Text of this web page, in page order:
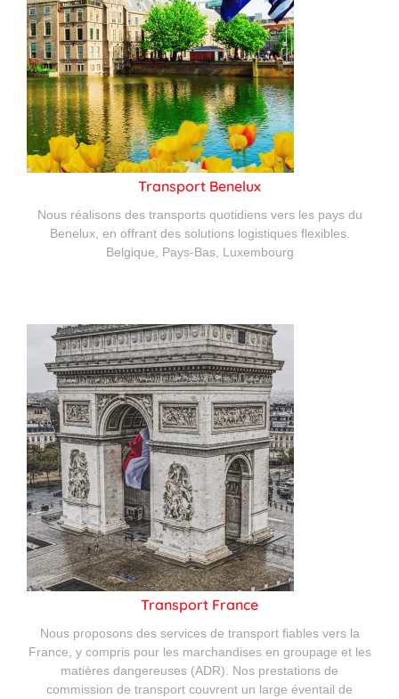
Transport Benelux
Nous réalisons des transports quotidiens vers les pays du
Benelux, en offrant des solutions logistiques flexibles.
Belgique, Pays-Bas, Luxembourg
Transport France
Nous proposons des services de transport fiables vers la
France, y compris pour les marchandises en groupage et les
matières dangereuses (ADR). Nos prestations de
commission de transport couvrent un large éventail de